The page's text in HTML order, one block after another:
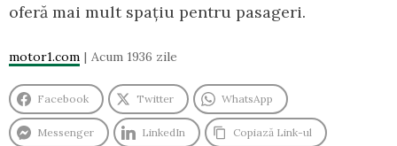
oferă mai mult spațiu pentru pasageri.
motor1.com Acum 1936 zile
Facebook Twitter WhatsApp
Messenger LinkedIn Copiază Link-ul